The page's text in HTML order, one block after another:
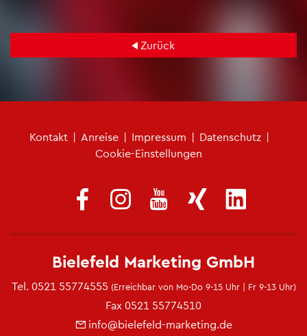
Zu­rück
Kon­takt | An­rei­se | Im­pres­sum | Da­ten­schutz |
Coo­kie-Ein­stel­lun­gen
Bie­le­feld Mar­ke­ting GmbH
Tel. 0521 55774555 (Er­reich­bar von Mo-Do 9-15 Uhr | Fr 9-13 Uhr)
Fax 0521 55774510
info@​bielefeld-​marketing.​de